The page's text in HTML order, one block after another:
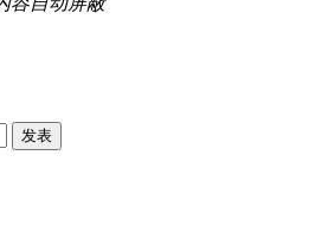
发表